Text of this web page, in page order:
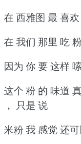
在 西雅图 最 喜
在 我们 那里 吃
因为 你 要 这样
这个 粉 的 味道
， 只是 说
米粉 我 感觉 还